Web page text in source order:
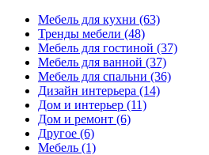
Мебель для кухни (63)
Тренды мебели (48)
Мебель для гостиной (37)
Мебель для ванной (37)
Мебель для спальни (36)
Дизайн интерьера (14)
Дом и интерьер (11)
Дом и ремонт (6)
Другое (6)
Мебель (1)